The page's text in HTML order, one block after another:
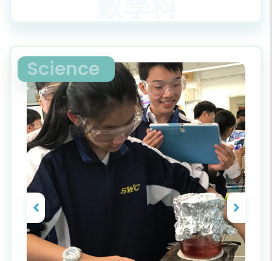
Science